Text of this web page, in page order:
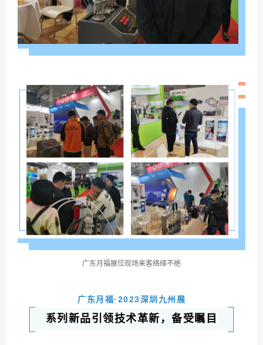
广东月福展位现场来客络绎不绝
广东月福·2023深圳九州展
系列新品引领技术革新，备受瞩目